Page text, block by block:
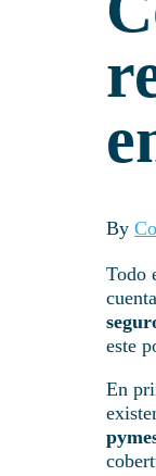
By
Todo
este
En